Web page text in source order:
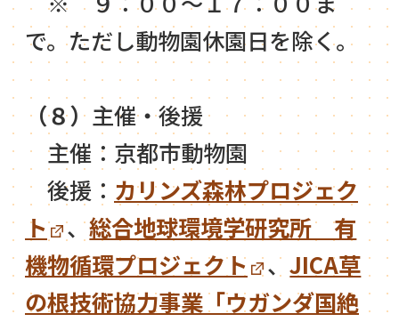
で。ただし動物園休園日を除く。
（８） 主催・後援
主催：京都市動物園
後援： カリンズ森林プロジェク
ト
、総合地球環境学研究所 有
機物循環プロジェクト
、JICA草
の根技術協力事業「ウガンダ国絶